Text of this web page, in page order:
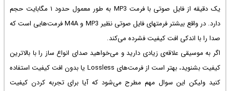
یک دقیقه از فایل صوتی با فرمت MP3 به طور معمول حدود ۱ مگابایت حجم
دارد. در واقع بیشتر فرمتهای فایل صوتی نظیر MP3 و M4A فرمت‌هایی است که
صدا را با اندکی افت کیفیت فشرده می‌کند.
اگر به موسیقی علاقه‌ی زیادی دارید و می‌خواهید صدای انواع ساز را با بالاترین
کیفیت بشنوید، بهتر است از فرمت‌های Lossless یا بدون افت کیفیت استفاده
کنید ولیکن این سوال مهم مطرح می‌شود که آیا برای تجربه کردن کیفیت